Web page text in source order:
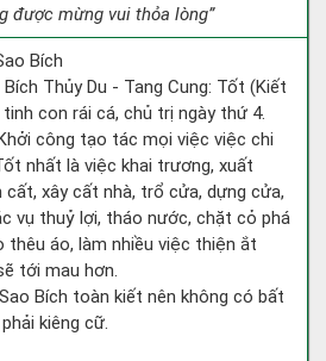
được mừng vui thỏa lòng”
Bích
Bích Thủy Du - Tang Cung: Tốt (Kiết
con rái cá, chủ trị ngày thứ 4.
công tạo tác mọi việc việc chi
nhất là việc khai trương, xuất
cất, xây cất nhà, trổ cửa, dựng cửa,
vụ thuỷ lợi, tháo nước, chặt cỏ phá
thêu áo, làm nhiều việc thiện ắt
tới mau hơn.
Bích toàn kiết nên không có bất
kiêng cữ.